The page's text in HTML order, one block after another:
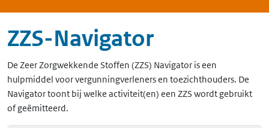
ZZS-Navigator
De Zeer Zorgwekkende Stoffen (ZZS) Navigator is een
hulpmiddel voor vergunningverleners en toezichthouders. De
Navigator toont bij welke activiteit(en) een ZZS wordt gebruikt
of geëmitteerd.